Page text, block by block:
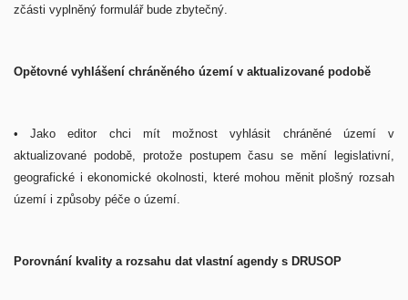
zčásti vyplněný formulář bude zbytečný.
Opětovné vyhlášení chráněného území v aktualizované podobě
•Jako editor chci mít možnost vyhlásit chráněné území v
aktualizované podobě, protože postupem času se mění legislativní,
geografické i ekonomické okolnosti, které mohou měnit plošný rozsah
území i způsoby péče o území.
Porovnání kvality a rozsahu dat vlastní agendy s DRUSOP